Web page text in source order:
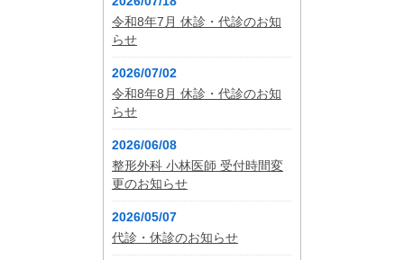
令和8年7月 休診・代診のお知
らせ
2026/07/02
令和8年8月 休診・代診のお知
らせ
2026/06/08
整形外科 小林医師 受付時間変
更のお知らせ
2026/05/07
代診・休診のお知らせ